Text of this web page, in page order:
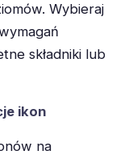
Wybieraj
składniki lub
ikon
na